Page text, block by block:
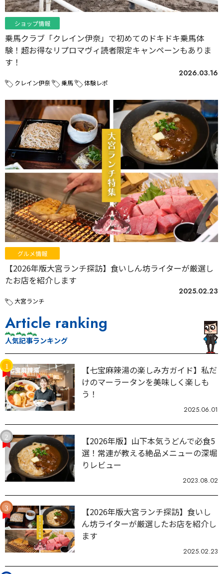
ショップ情報
乗馬クラブ「クレイン伊奈」で初めてのドキドキ乗馬体
験！超お得なリプロマヴィ読者限定キャンペーンもありま
す！
2026.03.16
クレイン伊奈 乗馬 体験レポ
グルメ情報
【2026年版大宮ランチ探訪】食いしん坊ライターが厳選し
たお店を紹介します
2025.02.23
大宮ランチ
Article ranking
人気記事ランキング
【七宝麻辣湯の楽しみ方ガイド】私だ
けのマーラータンを美味しく楽しも
う！
2025.06.01
【2026年版】山下本気うどんで必食5
選！常連が教える絶品メニューの深堀
りレビュー
2023.08.02
【2026年版大宮ランチ探訪】食いし
ん坊ライターが厳選したお店を紹介し
ます
2025.02.23